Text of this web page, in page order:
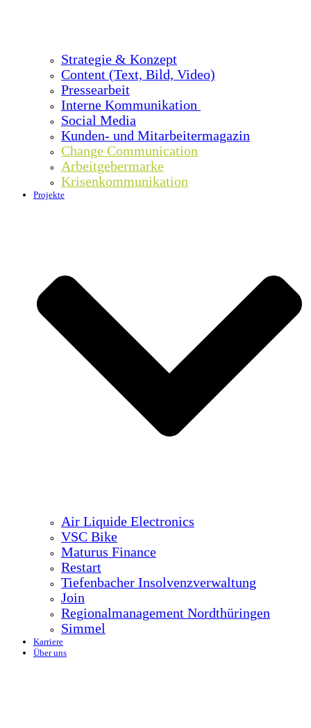
Strategie & Konzept
Content (Text, Bild, Video)
Pressearbeit
Interne Kommunikation
Social Media
Kunden- und Mitarbeitermagazin
Change Communication
Arbeitgebermarke
Krisenkommunikation
Projekte
Air Liquide Electronics
VSC Bike
Maturus Finance
Restart
Tiefenbacher Insolvenzverwaltung
Join
Regionalmanagement Nordthüringen
Simmel
Karriere
Über uns